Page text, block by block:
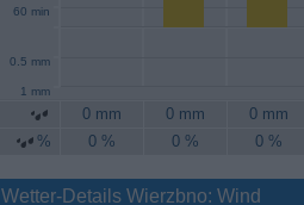
60 min
0.5 mm
1 mm
0 mm 0 mm 0 mm
%
0 % 0 % 0 %
Wetter-Details Wierzbno: Wind